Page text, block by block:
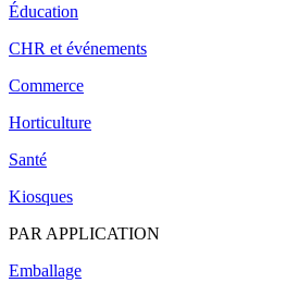
Éducation
CHR et événements
Commerce
Horticulture
Santé
Kiosques
PAR APPLICATION
Emballage